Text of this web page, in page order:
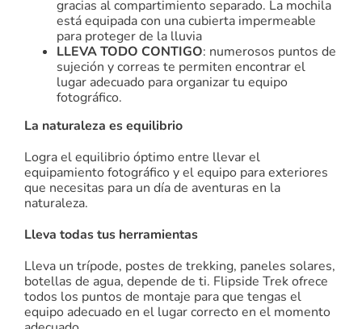
gracias al compartimiento separado. La mochila
está equipada con una cubierta impermeable
para proteger de la lluvia
LLEVA TODO CONTIGO: numerosos puntos de
sujeción y correas te permiten encontrar el
lugar adecuado para organizar tu equipo
fotográfico.
La naturaleza es equilibrio
Logra el equilibrio óptimo entre llevar el
equipamiento fotográfico y el equipo para exteriores
que necesitas para un día de aventuras en la
naturaleza.
Lleva todas tus herramientas
Lleva un trípode, postes de trekking, paneles solares,
botellas de agua, depende de ti. Flipside Trek ofrece
todos los puntos de montaje para que tengas el
equipo adecuado en el lugar correcto en el momento